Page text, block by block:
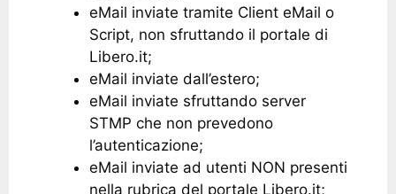
eMail inviate tramite Client eMail o
Script, non sfruttando il portale di
Libero.it;
eMail inviate dall’estero;
eMail inviate sfruttando server
STMP che non prevedono
l’autenticazione;
eMail inviate ad utenti NON presenti
nella rubrica del portale Libero.it;